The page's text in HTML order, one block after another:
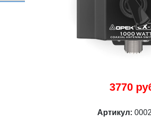
3770
Артикул: